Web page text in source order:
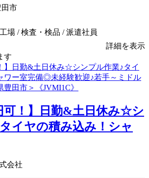
市
場 / 検査・検品 / 派遣社員
詳細を表示
す
可！】日勤&土日休み☆シ
イヤの積み込み！シャ
会社